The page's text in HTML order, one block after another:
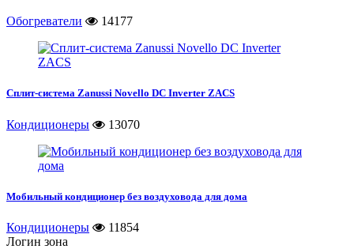
Обогреватели 14177
Сплит-система Zanussi Novello DC Inverter ZACS
Кондиционеры 13070
Мобильный кондиционер без воздуховода для дома
Кондиционеры
11854
Логин зона